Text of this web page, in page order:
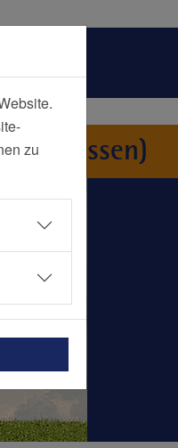
zu